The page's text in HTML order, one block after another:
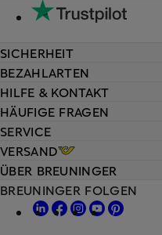
HILFE & KONTAKT
HÄUFIGE FRAGEN
SERVICE
VERSAND
SICHERHEIT
BEZAHLARTEN
ÜBER BREUNINGER
BREUNINGER FOLGEN